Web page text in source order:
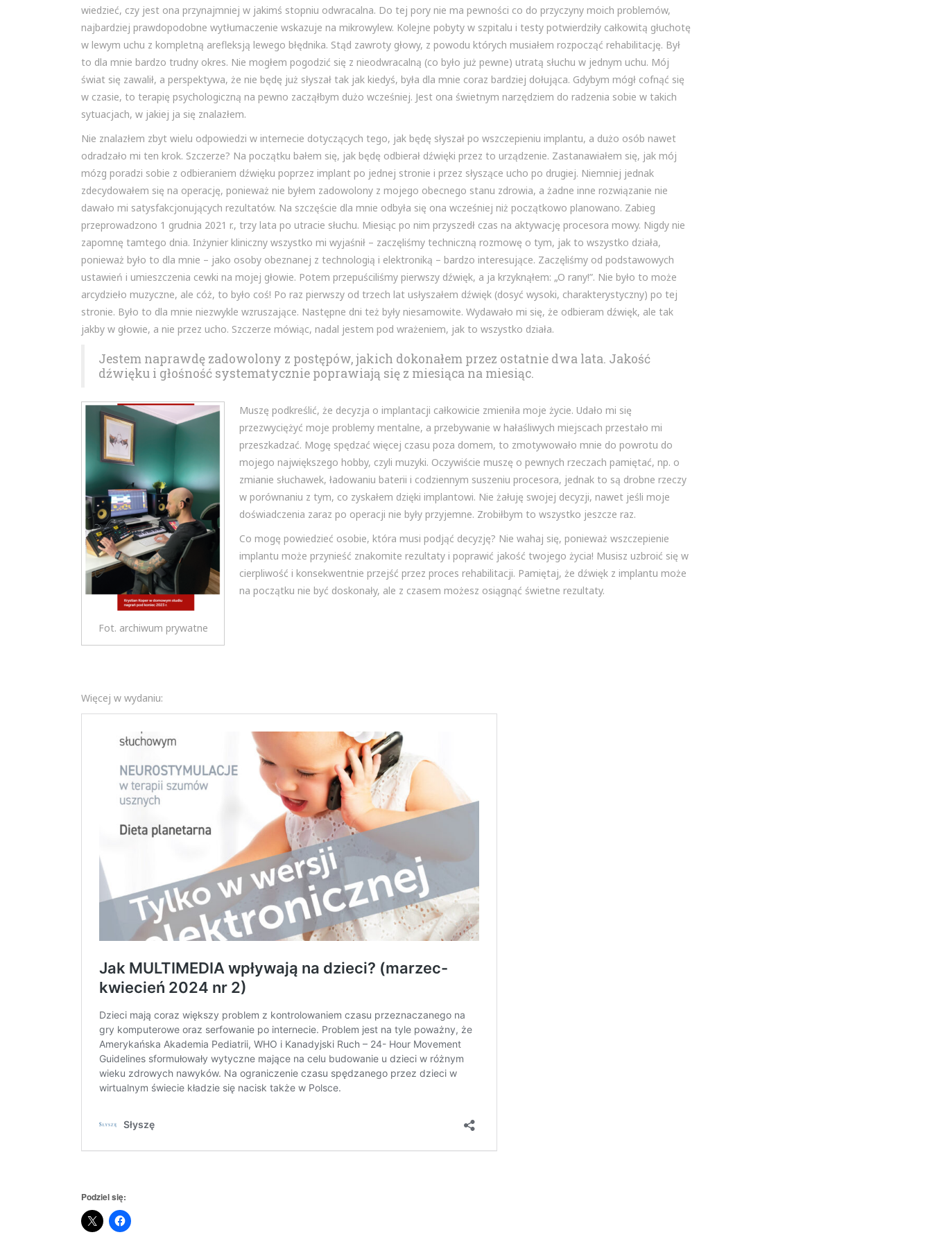
wiedzieć, czy jest ona przynajmniej w jakimś stopniu odwracalna. Do tej pory nie ma pewności co do przyczyny moich problemów,
najbardziej prawdopodobne wytłumaczenie wskazuje na mikrowylew. Kolejne pobyty w szpitalu i testy potwierdziły całkowitą głuchotę
w lewym uchu z kompletną arefleksją lewego błędnika. Stąd zawroty głowy, z powodu których musiałem rozpocząć rehabilitację. Był
to dla mnie bardzo trudny okres. Nie mogłem pogodzić się z nieodwracalną (co było już pewne) utratą słuchu w jednym uchu. Mój
świat się zawalił, a perspektywa, że nie będę już słyszał tak jak kiedyś, była dla mnie coraz bardziej dołująca. Gdybym mógł cofnąć się
w czasie, to terapię psychologiczną na pewno zacząłbym dużo wcześniej. Jest ona świetnym narzędziem do radzenia sobie w takich
sytuacjach, w jakiej ja się znalazłem.
Nie znalazłem zbyt wielu odpowiedzi w internecie dotyczących tego, jak będę słyszał po wszczepieniu implantu, a dużo osób nawet
odradzało mi ten krok. Szczerze? Na początku bałem się, jak będę odbierał dźwięki przez to urządzenie. Zastanawiałem się, jak mój
mózg poradzi sobie z odbieraniem dźwięku poprzez implant po jednej stronie i przez słyszące ucho po drugiej. Niemniej jednak
zdecydowałem się na operację, ponieważ nie byłem zadowolony z mojego obecnego stanu zdrowia, a żadne inne rozwiązanie nie
dawało mi satysfakcjonujących rezultatów. Na szczęście dla mnie odbyła się ona wcześniej niż początkowo planowano. Zabieg
przeprowadzono 1 grudnia 2021 r., trzy lata po utracie słuchu. Miesiąc po nim przyszedł czas na aktywację procesora mowy. Nigdy nie
zapomnę tamtego dnia. Inżynier kliniczny wszystko mi wyjaśnił – zaczęliśmy techniczną rozmowę o tym, jak to wszystko działa,
ponieważ było to dla mnie – jako osoby obeznanej z technologią i elektroniką – bardzo interesujące. Zaczęliśmy od podstawowych
ustawień i umieszczenia cewki na mojej głowie. Potem przepuściliśmy pierwszy dźwięk, a ja krzyknąłem: „O rany!”. Nie było to może
arcydzieło muzyczne, ale cóż, to było coś! Po raz pierwszy od trzech lat usłyszałem dźwięk (dosyć wysoki, charakterystyczny) po tej
stronie. Było to dla mnie niezwykle wzruszające. Następne dni też były niesamowite. Wydawało mi się, że odbieram dźwięk, ale tak
jakby w głowie, a nie przez ucho. Szczerze mówiąc, nadal jestem pod wrażeniem, jak to wszystko działa.
Jestem naprawdę zadowolony z postępów, jakich dokonałem przez ostatnie dwa lata. Jakość
dźwięku i głośność systematycznie poprawiają się z miesiąca na miesiąc.
Fot. archiwum prywatne
Muszę podkreślić, że decyzja o implantacji całkowicie zmieniła moje życie. Udało mi się
przezwyciężyć moje problemy mentalne, a przebywanie w hałaśliwych miejscach przestało mi
przeszkadzać. Mogę spędzać więcej czasu poza domem, to zmotywowało mnie do powrotu do
mojego największego hobby, czyli muzyki. Oczywiście muszę o pewnych rzeczach pamiętać, np. o
zmianie słuchawek, ładowaniu baterii i codziennym suszeniu procesora, jednak to są drobne rzeczy
w porównaniu z tym, co zyskałem dzięki implantowi. Nie żałuję swojej decyzji, nawet jeśli moje
doświadczenia zaraz po operacji nie były przyjemne. Zrobiłbym to wszystko jeszcze raz.
Co mogę powiedzieć osobie, która musi podjąć decyzję? Nie wahaj się, ponieważ wszczepienie
implantu może przynieść znakomite rezultaty i poprawić jakość twojego życia! Musisz uzbroić się w
cierpliwość i konsekwentnie przejść przez proces rehabilitacji. Pamiętaj, że dźwięk z implantu może
na początku nie być doskonały, ale z czasem możesz osiągnąć świetne rezultaty.
Więcej w wydaniu:
Podziel się: